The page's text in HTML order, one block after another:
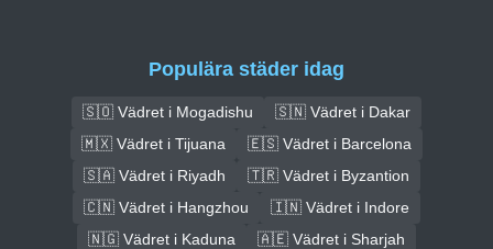
Populära städer idag
🇸🇴 Vädret i Mogadishu
🇸🇳 Vädret i Dakar
🇲🇽 Vädret i Tijuana
🇪🇸 Vädret i Barcelona
🇸🇦 Vädret i Riyadh
🇹🇷 Vädret i Byzantion
🇨🇳 Vädret i Hangzhou
🇮🇳 Vädret i Indore
🇳🇬 Vädret i Kaduna
🇦🇪 Vädret i Sharjah